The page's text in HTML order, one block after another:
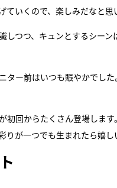
いくので、楽しみだなと思
つつ、キュンとするシー
ー前はいつも賑やかでし
回からたくさん登場しま
が一つでも生まれたら嬉し